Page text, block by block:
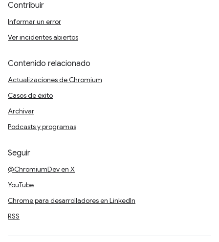
Contribuir
Informar un error
Ver incidentes abiertos
Contenido relacionado
Actualizaciones de Chromium
Casos de éxito
Archivar
Podcasts y programas
Seguir
@ChromiumDev en X
YouTube
Chrome para desarrolladores en LinkedIn
RSS